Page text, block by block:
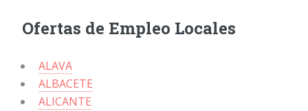
Ofertas de Empleo Locales
ALAVA
ALBACETE
ALICANTE